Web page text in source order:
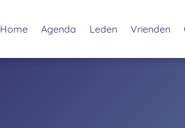
Home Agenda Leden Vrienden